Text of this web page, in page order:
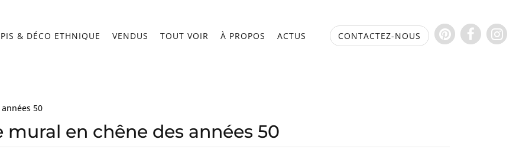
& DÉCO ETHNIQUE VENDUS TOUT VOIR À PROPOS ACTUS CONTACTEZ-NOUS
50
mural en chêne des années 50